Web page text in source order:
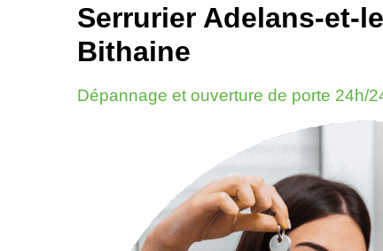
Serrurier Adelans-et-
Bithaine
Dépannage et ouverture de porte 24h/